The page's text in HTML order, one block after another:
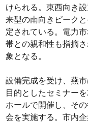
けられる。東西向き
来型の南向きピーク
定されている。電力
帯との親和性も指摘
象となる。
設備完成を受け、燕
目的としたセミナー
ホールで開催し、そ
会を実施する。市内